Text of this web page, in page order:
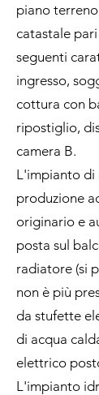
piano
catastale
seguenti
ingresso,
cottura con
ripostiglio,
camera B.
L'impianto di
produzione
originario e
posta sul
radiatore (si
non è più
da stufette
di acqua
elettrico
L'impianto